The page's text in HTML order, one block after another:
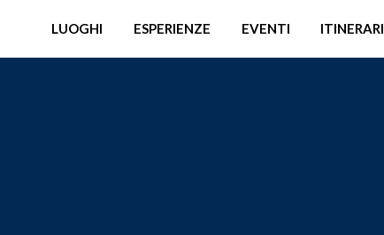
LUOGHI ESPERIENZE EVENTI ITINERARI